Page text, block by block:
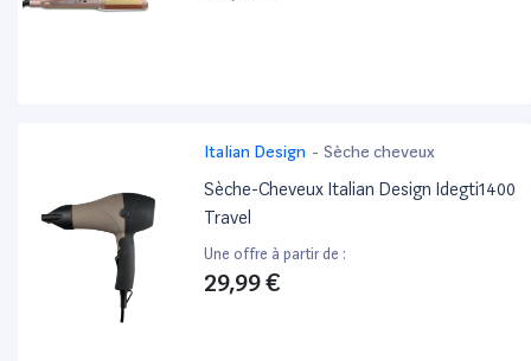
Italian Design - Sèche cheveux
Sèche-Cheveux Italian Design Idegti1400
Travel
Une offre à partir de :
29,99 €